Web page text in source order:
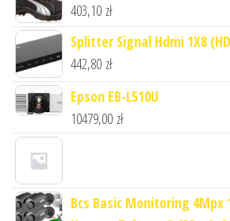
403,10 zł
Splitter Signal Hdmi 1X8
442,80 zł
Epson EB-L510U
10479,00 zł
Bcs Basic Monitoring 4Mpx